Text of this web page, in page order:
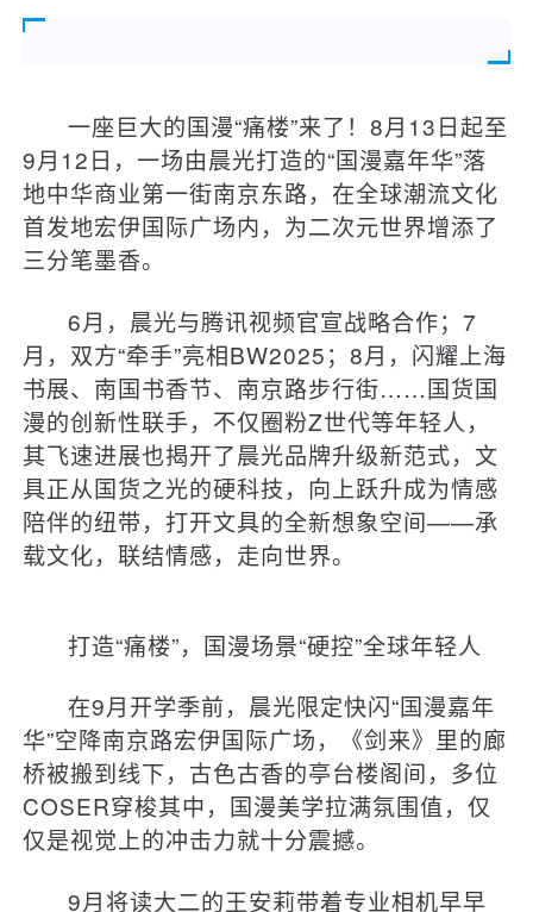
一座巨大的国漫“痛楼”来了！8月13日起至
9月12日，一场由晨光打造的“国漫嘉年华”落
地中华商业第一街南京东路，在全球潮流文化
首发地宏伊国际广场内，为二次元世界增添了
三分笔墨香。
6月，晨光与腾讯视频官宣战略合作；7
月，双方“牵手”亮相BW2025；8月，闪耀上海
书展、南国书香节、南京路步行街……国货国
漫的创新性联手，不仅圈粉Z世代等年轻人，
其飞速进展也揭开了晨光品牌升级新范式，文
具正从国货之光的硬科技，向上跃升成为情感
陪伴的纽带，打开文具的全新想象空间——承
载文化，联结情感，走向世界。
打造“痛楼”，国漫场景“硬控”全球年轻人
在9月开学季前，晨光限定快闪“国漫嘉年
华”空降南京路宏伊国际广场，《剑来》里的廊
桥被搬到线下，古色古香的亭台楼阁间，多位
COSER穿梭其中，国漫美学拉满氛围值，仅
仅是视觉上的冲击力就十分震撼。
9月将读大二的王安莉带着专业相机早早